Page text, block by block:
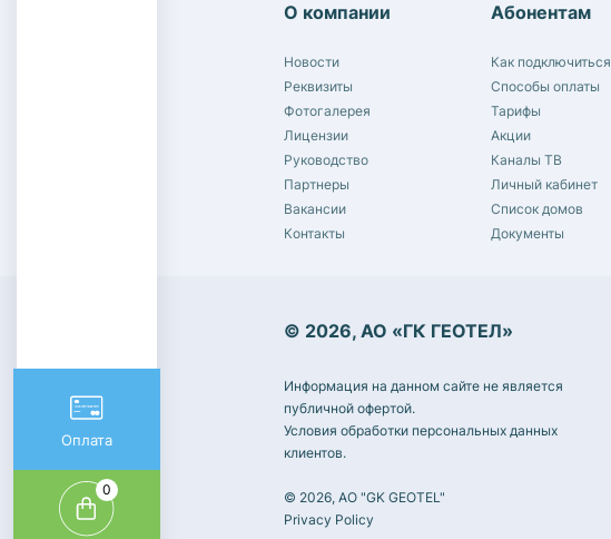
Оплата
0
О компании
Новости
Реквизиты
Фотогалерея
Лицензии
Руководство
Партнеры
Вакансии
Контакты
Абонентам
Как подключиться
Способы оплаты
Тарифы
Акции
Каналы ТВ
Личный кабинет
Список домов
Документы
© 2026, АО «ГК ГЕОТЕЛ»
Информация на данном сайте не является
публичной офертой.
Условия обработки персональных данных
клиентов.
© 2026, AO "GK GEOTEL"
Privacy Policy